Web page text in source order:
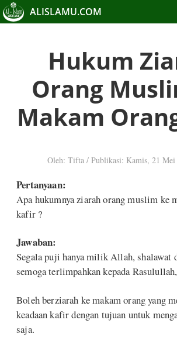
ALISLAMU.COM
Hukum
Orang
Makam
Oleh: Tifta / Publikasi: Kamis, 21 Mei
Pertanyaan:
Apa hukumnya ziarah orang muslim ke
kafir ?
Jawaban:
Segala puji hanya milik Allah, shalawat
semoga terlimpahkan kepada
Boleh berziarah ke makam orang yang
keadaan kafir dengan tujuan untuk
saja.